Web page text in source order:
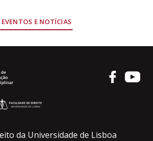
E NOTÍCIAS
da Universidade de Lisboa